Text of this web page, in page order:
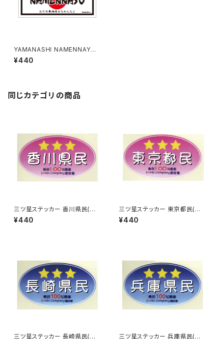
YAMANASHI NAMENNAYO
（なめねこ）ご当地ステッカー B-
5
¥440
同じカテゴリの商品
三ツ星ステッカー 香川県民(ピ
ンク)
¥440
三ツ星ステッカー 東京都民(ピ
ンク)
¥440
三ツ星ステッカー 長崎県民(ブ 三ツ星ステッカー 兵庫県民(ブ